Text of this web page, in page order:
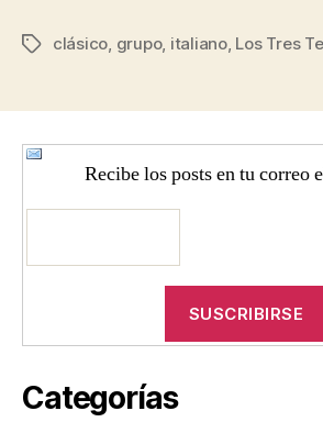
Etiquetas
clásico, grupo, italiano, Los Tres
Recibe los posts en tu correo
Categorías